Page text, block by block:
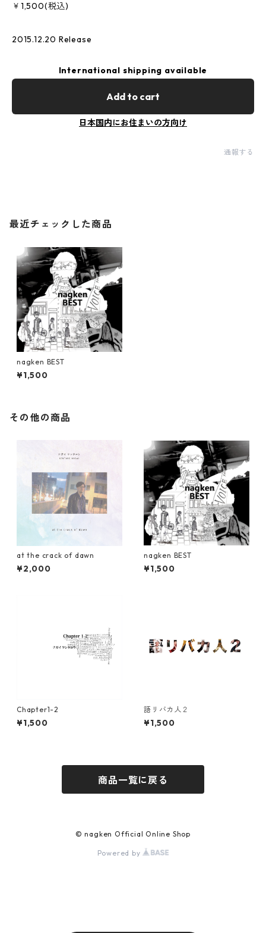
￥1,500(税込)
2015.12.20 Release
International shipping available
Add to cart
日本国内にお住まいの方向け
通報する
最近チェックした商品
nagken BEST
¥1,500
その他の商品
at the crack of dawn
¥2,000
nagken BEST
¥1,500
Chapter1-2
¥1,500
語リバカ人２
¥1,500
商品一覧に戻る
© nagken Official Online Shop
Powered by